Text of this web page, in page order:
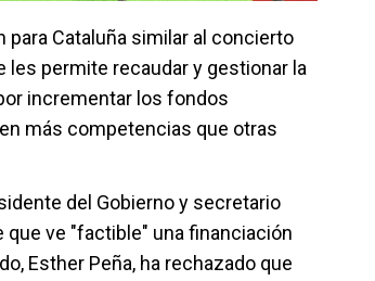
para Cataluña similar al concierto
les permite recaudar y gestionar la
incrementar los fondos
más competencias que otras
del Gobierno y secretario
que ve "factible" una financiación
Esther Peña, ha rechazado que